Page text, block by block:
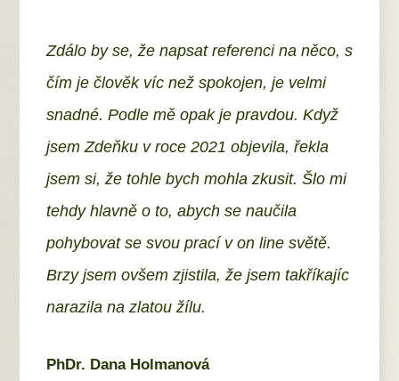
Zdálo by se, že napsat referenci na něco, s
čím je člověk víc než spokojen, je velmi
snadné. Podle mě opak je pravdou. Když
jsem Zdeňku v roce 2021 objevila, řekla
jsem si, že tohle bych mohla zkusit. Šlo mi
tehdy hlavně o to, abych se naučila
pohybovat se svou prací v on line světě.
Brzy jsem ovšem zjistila, že jsem takříkajíc
narazila na zlatou žílu.
PhDr. Dana Holmanová